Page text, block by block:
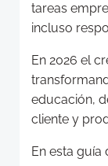
tareas
incluso
En 2026 el
educación,
cliente y
En esta guía